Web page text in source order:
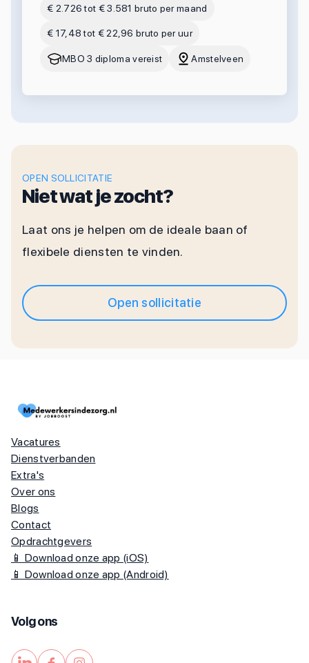
€ 2.726 tot € 3.581 bruto per maand
€ 17,48 tot € 22,96 bruto per uur
MBO 3 diploma vereist Amstelveen
OPEN SOLLICITATIE
Niet wat je zocht?
Laat ons je helpen om de ideale baan of
flexibele diensten te vinden.
Open sollicitatie
Vacatures
Dienstverbanden
Extra's
Over ons
Blogs
Contact
Opdrachtgevers
📱 Download onze app (iOS)
📱 Download onze app (Android)
Volg ons